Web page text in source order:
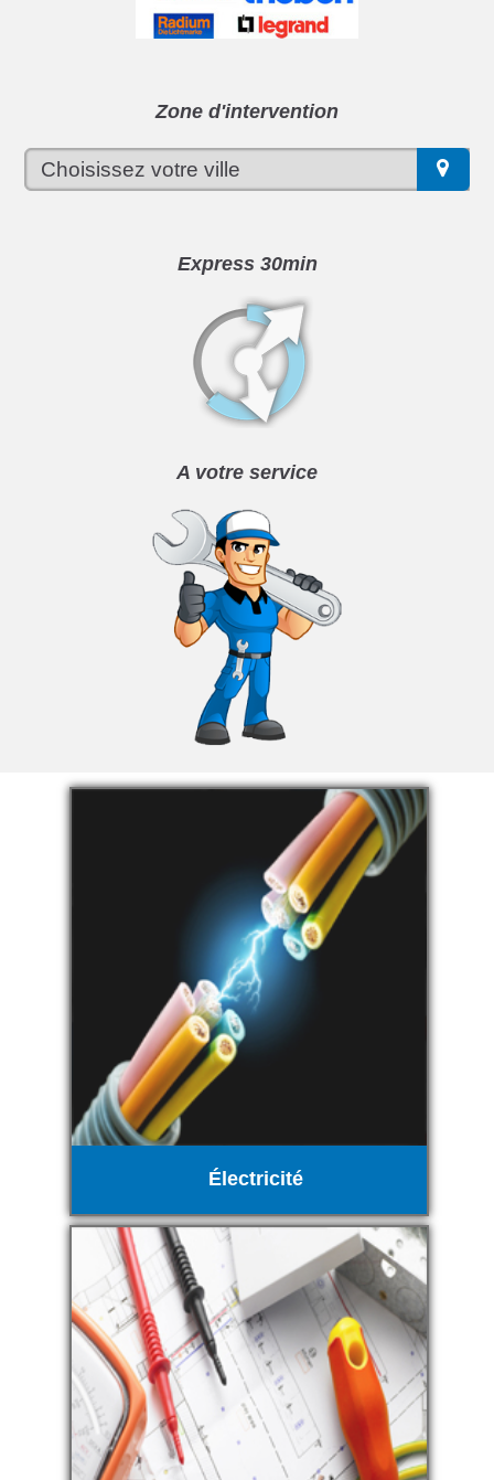
Zone d'intervention
Express 30min
A votre service
Électricité